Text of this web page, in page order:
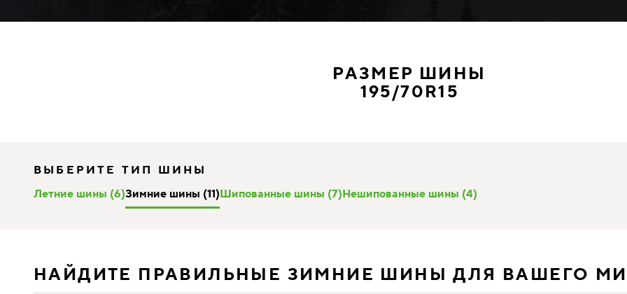
РАЗМЕР ШИНЫ
195/70R15
ВЫБЕРИТЕ ТИП ШИНЫ
Летние шины (6)Зимние шины (11)Шипованные шины (7)Нешипованные шины (4)
НАЙДИТЕ ПРАВИЛЬНЫЕ ЗИМНИЕ ШИНЫ ДЛЯ ВАШЕГО